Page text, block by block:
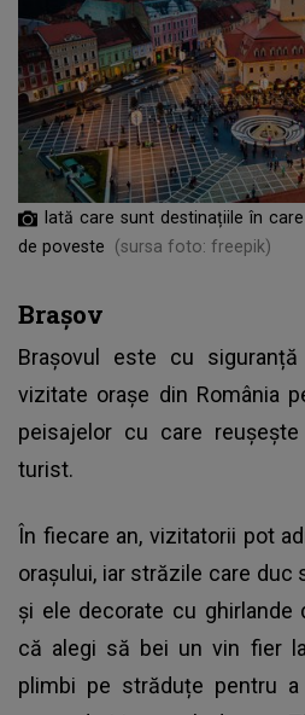
Iată care sunt destinațiile în
de poveste
(sursa foto: freepik)
Brașov
Brașovul este cu
vizitate orașe din România
peisajelor cu care
turist.
În fiecare an, vizitatorii pot
orașului, iar străzile care duc
și ele decorate cu ghirlande
că alegi să bei un vin fier
plimbi pe străduțe pentru a